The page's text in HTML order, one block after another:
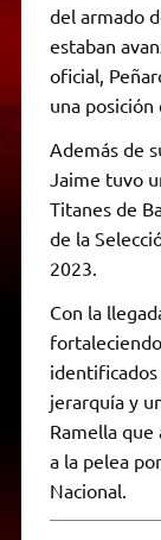
del armado
estaban
oficial,
una posición
Además de
Jaime tuvo
Titanes de
de la
2023.
Con la
jerarquía y
Ramella
a la pelea
Nacional.